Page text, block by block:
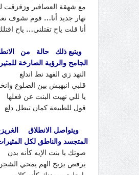
مع شهقة العصافير وزقزقت
نهار جديد أنا… قوم نشوف
أنا قلت ياح تقتلني… ياح
ويتبع ذلك حالة من
الجامح والرؤية الصارخة
النهد زي الفهد نط اندلع
قلبي انبهبش بين الضلوع
يا للي نهيت البنت عن فعلها
قول للطبيعة كمان تبطل دلع
ويتواصل الانطلاق
المتجسد والناطق لكل
صوتك يا بنت الإيه كأنه بدن
يرقص يزيح الهم يمحي